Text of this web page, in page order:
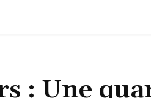
: Une